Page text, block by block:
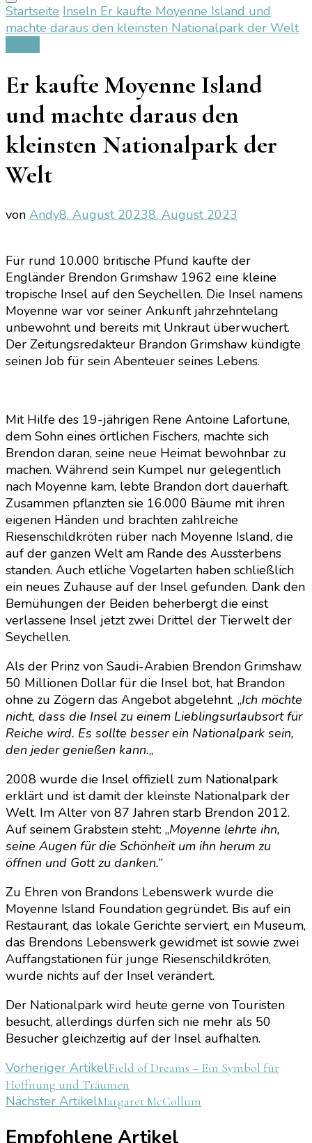
Startseite Inseln Er kaufte Moyenne Island und
machte daraus den kleinsten Nationalpark der Welt
Er kaufte Moyenne Island
und machte daraus den
kleinsten Nationalpark der
Welt
von Andy8. August 20238. August 2023
Für rund 10.000 britische Pfund kaufte der
Engländer Brendon Grimshaw 1962 eine kleine
tropische Insel auf den Seychellen. Die Insel namens
Moyenne war vor seiner Ankunft jahrzehntelang
unbewohnt und bereits mit Unkraut überwuchert.
Der Zeitungsredakteur Brandon Grimshaw kündigte
seinen Job für sein Abenteuer seines Lebens.
Mit Hilfe des 19-jährigen Rene Antoine Lafortune,
dem Sohn eines örtlichen Fischers, machte sich
Brendon daran, seine neue Heimat bewohnbar zu
machen. Während sein Kumpel nur gelegentlich
nach Moyenne kam, lebte Brandon dort dauerhaft.
Zusammen pflanzten sie 16.000 Bäume mit ihren
eigenen Händen und brachten zahlreiche
Riesenschildkröten rüber nach Moyenne Island, die
auf der ganzen Welt am Rande des Aussterbens
standen. Auch etliche Vogelarten haben schließlich
ein neues Zuhause auf der Insel gefunden. Dank den
Bemühungen der Beiden beherbergt die einst
verlassene Insel jetzt zwei Drittel der Tierwelt der
Seychellen.
Als der Prinz von Saudi-Arabien Brendon Grimshaw
50 Millionen Dollar für die Insel bot, hat Brandon
ohne zu Zögern das Angebot abgelehnt. „Ich möchte
nicht, dass die Insel zu einem Lieblingsurlaubsort für
Reiche wird. Es sollte besser ein Nationalpark sein,
den jeder genießen kann.„
2008 wurde die Insel offiziell zum Nationalpark
erklärt und ist damit der kleinste Nationalpark der
Welt. Im Alter von 87 Jahren starb Brendon 2012.
Auf seinem Grabstein steht: „Moyenne lehrte ihn,
seine Augen für die Schönheit um ihn herum zu
öffnen und Gott zu danken.“
Zu Ehren von Brandons Lebenswerk wurde die
Moyenne Island Foundation gegründet. Bis auf ein
Restaurant, das lokale Gerichte serviert, ein Museum,
das Brendons Lebenswerk gewidmet ist sowie zwei
Auffangstationen für junge Riesenschildkröten,
wurde nichts auf der Insel verändert.
Der Nationalpark wird heute gerne von Touristen
besucht, allerdings dürfen sich nie mehr als 50
Besucher gleichzeitig auf der Insel aufhalten.
Beitragsnavigation
Vorheriger ArtikelField of Dreams – Ein Symbol für
Hoffnung und Träumen
Nächster ArtikelMargaret McCollum